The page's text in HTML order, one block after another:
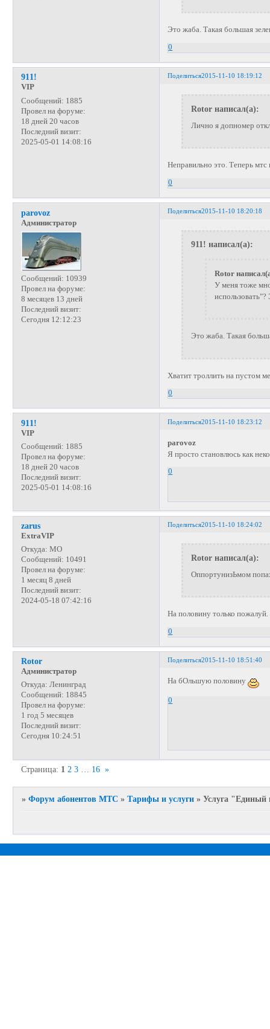
Это жаба. Такая большая
0
Поделиться2015-11-10 18:19:12
911!
VIP
Сообщений: 1885
Провел на форуме:
18 дней 20 часов
Последний визит:
2025-05-01 14:08:16
Rotor написал(а):
Лично я допномер
Неправильно это. Теперь
0
Поделиться2015-11-10 18:20:18
parovoz
Администратор
Сообщений: 10939
Провел на форуме:
8 месяцев 13 дней
Последний визит:
Сегодня 12:12:23
911! написал(а):
Rotor
У меня тоже
использовать"?
Это жаба. Такая
Хватит троллить на пустом
0
Поделиться2015-11-10 18:23:12
911!
VIP
Сообщений: 1885
Провел на форуме:
18 дней 20 часов
Последний визит:
2025-05-01 14:08:16
parovoz
Я просто становлюсь как
0
Поделиться2015-11-10 18:24:02
zarus
ExtraVIP
Откуда: МО
Сообщений: 10491
Провел на форуме:
1 месяц 8 дней
Последний визит:
2024-05-18 07:42:16
Rotor написал(а):
ОппортунизЬмом
На половину только пожалуй.
0
Поделиться2015-11-10 18:51:40
Rotor
Администратор
Откуда: Ленинград
Сообщений: 18845
Провел на форуме:
1 год 5 месяцев
Последний визит:
Сегодня 10:24:51
На бОльшую половину
0
Страница: 1 2 3 … 16 »
»Форум абонентов МТС »Тарифы и услуги »Услуга "Единый